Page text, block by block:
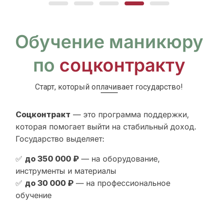
Обучение маникюру
по соцконтракту
Старт, который оплачивает государство!
Соцконтракт — это программа поддержки,
которая помогает выйти на стабильный доход.
Государство выделяет:
✅ до 350 000 ₽ — на оборудование,
инструменты и материалы
✅ до 30 000 ₽ — на профессиональное
обучение